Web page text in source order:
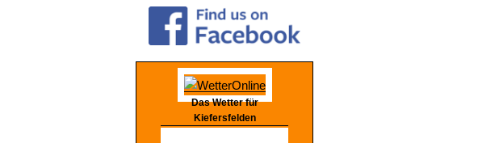
Das Wetter für
Kiefersfelden